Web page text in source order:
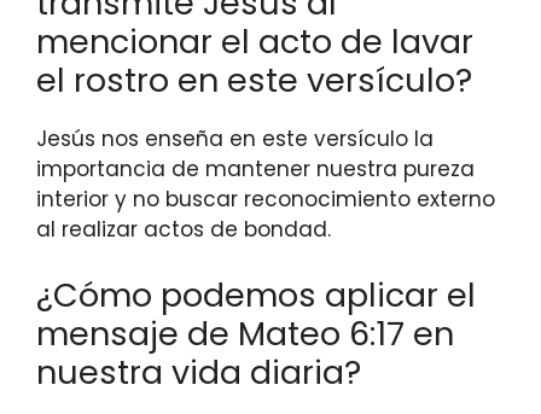
mencionar el acto de lavar
el rostro en este versículo?
Jesús nos enseña en este versículo la
importancia de mantener nuestra pureza
interior y no buscar reconocimiento externo
al realizar actos de bondad.
¿Cómo podemos aplicar el
mensaje de Mateo 6:17 en
nuestra vida diaria?